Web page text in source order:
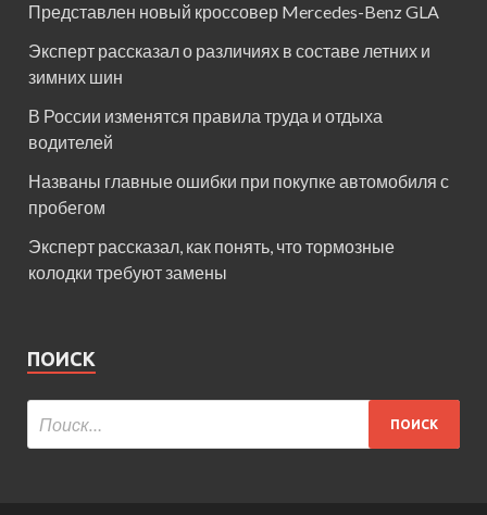
Представлен новый кроссовер Mercedes-Benz GLA
Эксперт рассказал о различиях в составе летних и
зимних шин
В России изменятся правила труда и отдыха
водителей
Названы главные ошибки при покупке автомобиля с
пробегом
Эксперт рассказал, как понять, что тормозные
колодки требуют замены
ПОИСК